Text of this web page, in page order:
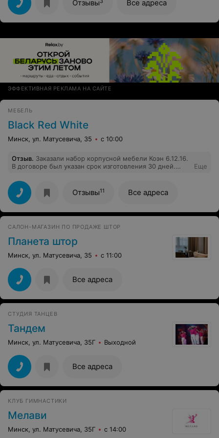
привезли на след.день. Удобно. Рекомендую
Отзывы Все адреса
ЭФФЕКТИВНАЯ РЕКЛАМА НА САЙТЕ
МЕБЕЛЬ
Black Red White
Минск, ул. Матусевича, 35 с 10:00
Отзыв. Заказали набор корпусной мебели Коэн 6.12.16.
В договоре был указан срок изготовления 30 дней.
изготовитель не успел… ладно, рождество, новый год,
все понятно. Далее, еще через две недели позвонили
в магазин, нам сказали, что не готов комод и шкаф и
что мебели ждать до конца января-начала февраля. На
данный момент прошло 62 дня с момента заключения
указанный в договоре недоступен. Впечатление крайне
неприятное.
Еще
Отзывы11 Все адреса
САЛОН-МАГАЗИН ПО ПРОДАЖЕ ШТОР
Планета штор
Минск, ул. Матусевича, 35 с 11:00
Все адреса
СТУДИЯ ТАНЦЕВ
Тандем
Минск, ул. Матусевича, 35Г Выходной
Все адреса
КЛУБ ГИМНАСТИКИ
Мелави
Минск, ул. Матусевича, 35Г с 14:00